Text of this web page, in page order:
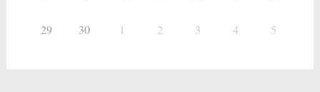
29 30 1 2 3 4 5